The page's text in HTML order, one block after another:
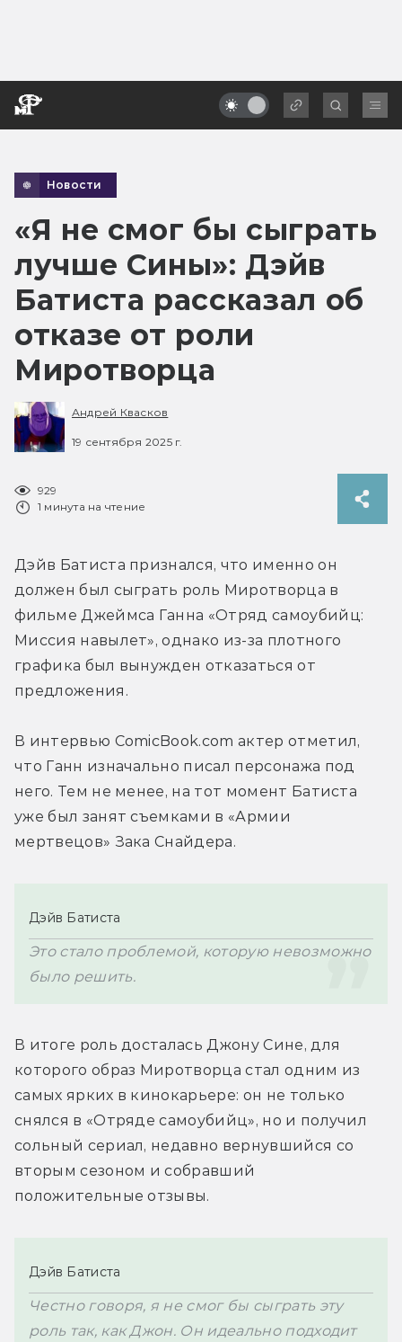
Новости
«Я не смог бы сыграть
лучше Сины»: Дэйв
Батиста рассказал об
отказе от роли
Миротворца
Андрей Квасков
19 сентября 2025 г.
929
1 минута на чтение
Дэйв Батиста признался, что именно он
должен был сыграть роль Миротворца в
фильме Джеймса Ганна «Отряд самоубийц:
Миссия навылет», однако из-за плотного
графика был вынужден отказаться от
предложения.
В интервью ComicBook.com актер отметил,
что Ганн изначально писал персонажа под
него. Тем не менее, на тот момент Батиста
уже был занят съемками в «Армии
мертвецов» Зака Снайдера.
Дэйв Батиста
Это стало проблемой, которую невозможно
было решить.
В итоге роль досталась Джону Сине, для
которого образ Миротворца стал одним из
самых ярких в кинокарьере: он не только
снялся в «Отряде самоубийц», но и получил
сольный сериал, недавно вернувшийся со
вторым сезоном и собравший
положительные отзывы.
Дэйв Батиста
Честно говоря, я не смог бы сыграть эту
роль так, как Джон. Он идеально подходит